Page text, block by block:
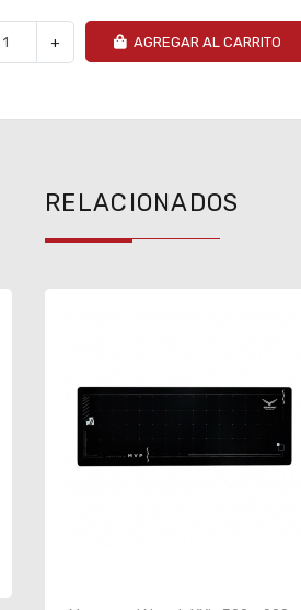
+ AGREGAR AL CARRITO
RELACIONADOS